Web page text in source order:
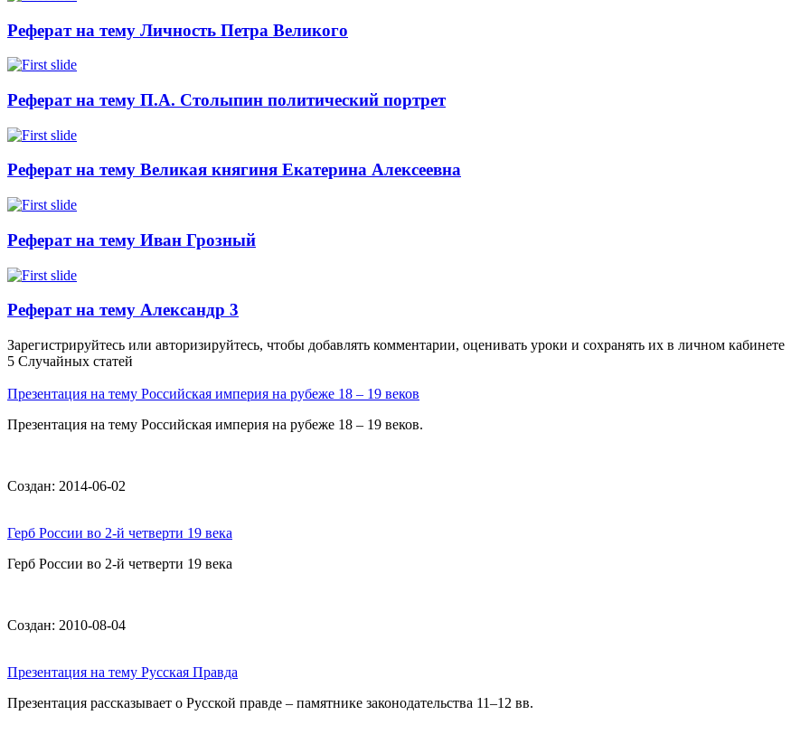
Реферат на тему Личность Петра Великого
Реферат на тему П.А. Столыпин политический портрет
Реферат на тему Великая княгиня Екатерина Алексеевна
Реферат на тему Иван Грозный
Реферат на тему Александр 3
Зарегистрируйтесь или авторизируйтесь, чтобы добавлять комментарии, оценивать уроки и сохранять их в личном кабинете
5 Случайных статей
Презентация на тему Российская империя на рубеже 18 – 19 веков
Презентация на тему Российская империя на рубеже 18 – 19 веков.
Создан: 2014-06-02
Герб России во 2-й четверти 19 века
Герб России во 2-й четверти 19 века
Создан: 2010-08-04
Презентация на тему Русская Правда
Презентация рассказывает о Русской правде – памятнике законодательства 11–12 вв.